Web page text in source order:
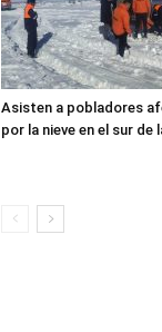
Asisten a pobladores
por la nieve en el sur de